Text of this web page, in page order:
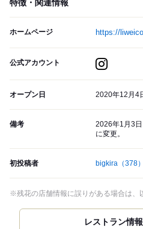
特徴・関連情報
ホームページ https://
公式アカウント
オープン日 2020年12月4
備考
2026年1月3日
に変更。
初投稿者 bigkira （378）
※残花の店舗情報に誤りがある場合は、